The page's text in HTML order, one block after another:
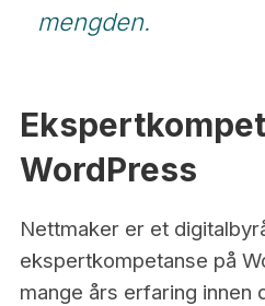
mengden.
WordPress
Nettmaker er et
ekspertkompetanse på
mange års erfaring innen